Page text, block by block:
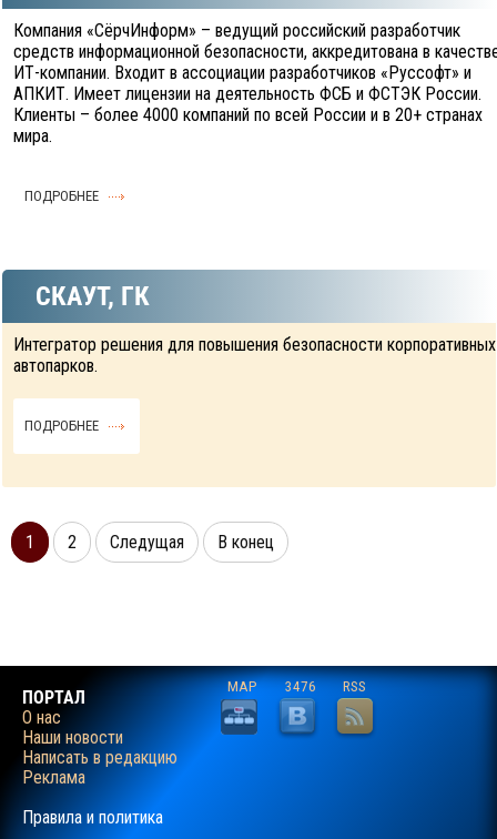
Компания «СёрчИнформ» – ведущий российский разработчик
средств информационной безопасности, аккредитована в
ИТ-компании. Входит в ассоциации разработчиков «Руссофт» и
АПКИТ. Имеет лицензии на деятельность ФСБ и ФСТЭК России.
Клиенты – более 4000 компаний по всей России и в 20+ странах
мира.
ПОДРОБНЕЕ
СКАУТ, ГК
Интегратор решения для повышения безопасности корпоративных
автопарков.
ПОДРОБНЕЕ
1 2 Следущая В конец
ПОРТАЛ
О нас
Наши новости
Написать в редакцию
Реклама
Правила и политика
MAP 3476 RSS